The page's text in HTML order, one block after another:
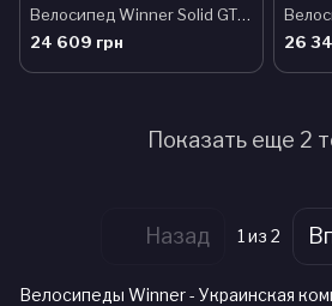
Велосипед Winner Solid GT 29 2025 M зеленый
24 609 грн
26
Показать еще 2
Назад 1 из 2
Велосипеды Winner - Украинская